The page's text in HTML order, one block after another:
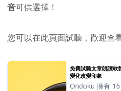
音可供選擇！
您可以在此頁面試聽，歡迎查看
免費試聽文章朗讀
變化改變印象
Ondoku 擁有